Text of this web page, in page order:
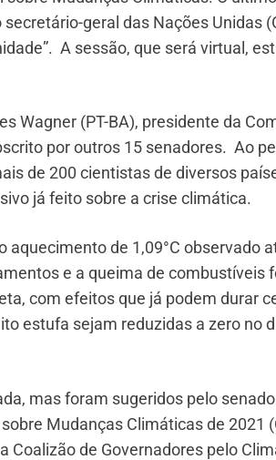
geral das Nações Unidas
A sessão, que será virtual,
Wagner (PT-BA), presidente da
por outros 15 senadores. Ao
de 200 cientistas de diversos
já feito sobre a crise climática.
aquecimento de 1,09°C observado
e a queima de combustíveis
com efeitos que já podem durar
estufa sejam reduzidas a zero no
mas foram sugeridos pelo
Mudanças Climáticas de 2021
Coalizão de Governadores pelo